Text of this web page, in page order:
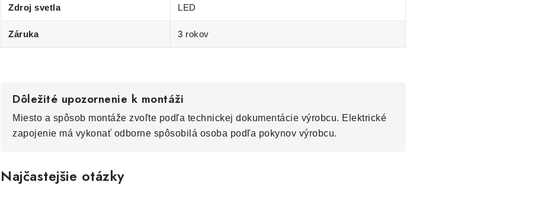
Zdroj svetla LED
Záruka 3 rokov
Dôležité upozornenie k montáži
Miesto a spôsob montáže zvoľte podľa technickej dokumentácie výrobcu. Elektrické
zapojenie má vykonať odborne spôsobilá osoba podľa pokynov výrobcu.
Najčastejšie otázky